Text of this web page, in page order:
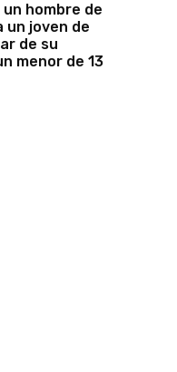
hombre de
un joven de
de su
menor de 13